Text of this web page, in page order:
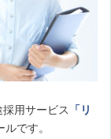
用サービス
「リ
です。